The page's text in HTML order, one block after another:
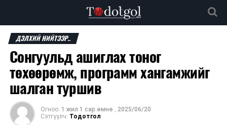
ДЭЛХИЙ НИЙТЭЭР..
Сонгуульд ашиглах тоног
төхөөрөмж, программ хангамжийг
шалган туршив
Огноо: 1 жил 1 сар.өмнө , 2025/06/20
Сэтгүүлч: Тодотгол